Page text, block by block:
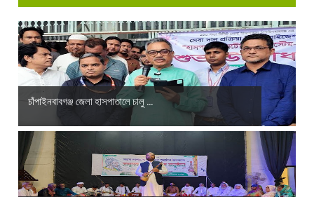
চাঁপাইনবাবগঞ্জ জেলা হাসপাতালে চালু ...